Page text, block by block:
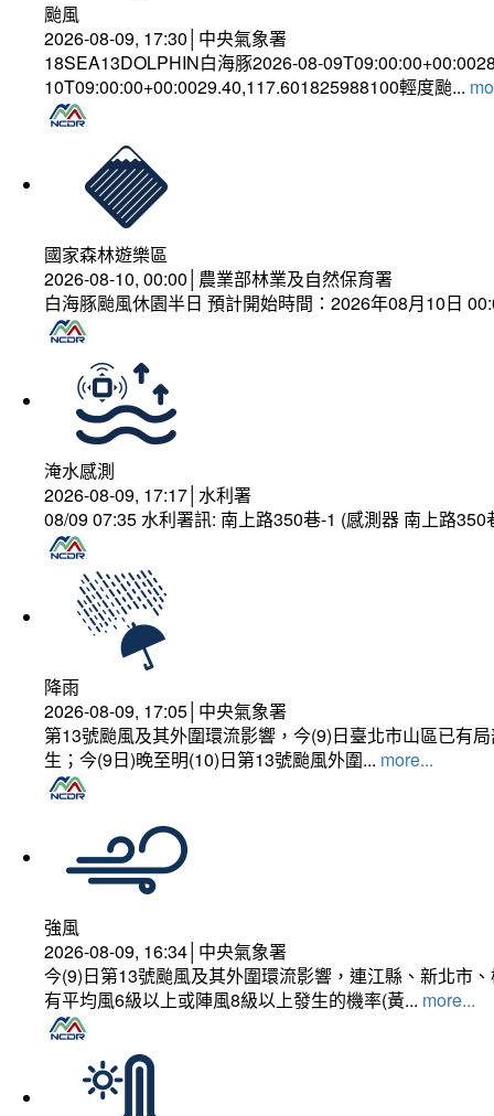
颱風
2026-08-09, 17:30│中央氣象署
18SEA13DOLPHIN白海豚2026-08-
10T09:00:00+00:0029.40,117.601825988100輕度颱...
國家森林遊樂區
2026-08-10, 00:00│農業部林業及自然保育署
白海豚颱風休園半日 預計開始時間：2026年08月10日
淹水感測
2026-08-09, 17:17│水利署
08/09 07:35 水利署訊: 南上路350巷-1 (感測器 南上路
降雨
2026-08-09, 17:05│中央氣象署
第13號颱風及其外圍環流影響，今(9)日臺北市山區已有
生；今(9日)晚至明(10)日第13號颱風外圍... more...
強風
2026-08-09, 16:34│中央氣象署
今(9)日第13號颱風及其外圍環流影響，連江縣、新北市
有平均風6級以上或陣風8級以上發生的機率(黃... more...